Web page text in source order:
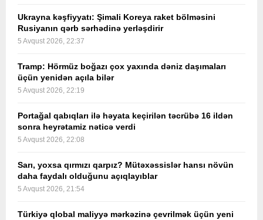
Ukrayna kəşfiyyatı: Şimali Koreya raket bölməsini
Rusiyanın qərb sərhədinə yerləşdirir
5 Avqust 2026, 22:37
Tramp: Hörmüz boğazı çox yaxında dəniz daşımaları
üçün yenidən açıla bilər
5 Avqust 2026, 22:19
Portağal qabıqları ilə həyata keçirilən təcrübə 16 ildən
sonra heyrətamiz nəticə verdi
5 Avqust 2026, 22:08
Sarı, yoxsa qırmızı qarpız? Mütəxəssislər hansı növün
daha faydalı olduğunu açıqlayıblar
5 Avqust 2026, 21:54
Türkiyə qlobal maliyyə mərkəzinə çevrilmək üçün yeni